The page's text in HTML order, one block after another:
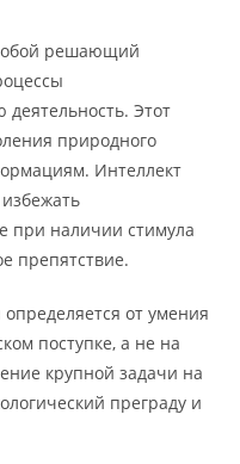
решающий
Этот
природного
Интеллект
при наличии стимула
препятствие.
от умения
поступке, а не на
крупной задачи на
преграду и